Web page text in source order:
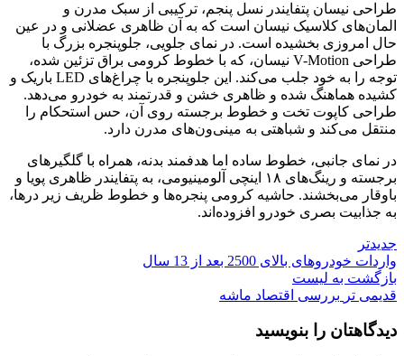
طراحی نیسان پتفایندر نسل پنجم، ترکیبی از سبک مدرن و
المان‌های کلاسیک نیسان است که به آن ظاهری عضلانی و در عین
حال امروزی بخشیده است. در نمای جلویی، جلوپنجره بزرگ با
طراحی V-Motion نیسان، که با خطوط کرومی براق تزئین شده،
توجه را به خود جلب می‌کند. این جلوپنجره با چراغ‌های LED باریک و
کشیده هماهنگ شده و ظاهری خشن و قدرتمند به خودرو می‌دهد.
طراحی کاپوت تخت و خطوط برجسته روی آن، حس استحکام را
منتقل می‌کند و شباهتی به مینی‌ون‌های مدرن دارد.
در نمای جانبی، خطوط ساده اما هدفمند بدنه، همراه با گلگیرهای
برجسته و رینگ‌های ۱۸ اینچی آلومینیومی، به پتفایندر ظاهری پویا و
باوقار می‌بخشند. حاشیه کرومی پنجره‌ها و خطوط ظریف زیر درها،
به جذابیت بصری خودرو افزوده‌اند.
جدیدتر
واردات خودروهای بالای 2500 بعد از 13 سال
بازگشت به لیست
قدیمی تر بررسی اقتصاد ماشه
دیدگاهتان را بنویسید